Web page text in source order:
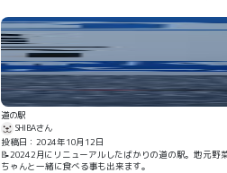
道の駅
SHIBAさん
投稿日：2024年10月12日
📝20242月にリニューアルしたばかりの道の駅。地元野
ちゃんと一緒に食べる事も出来ます。